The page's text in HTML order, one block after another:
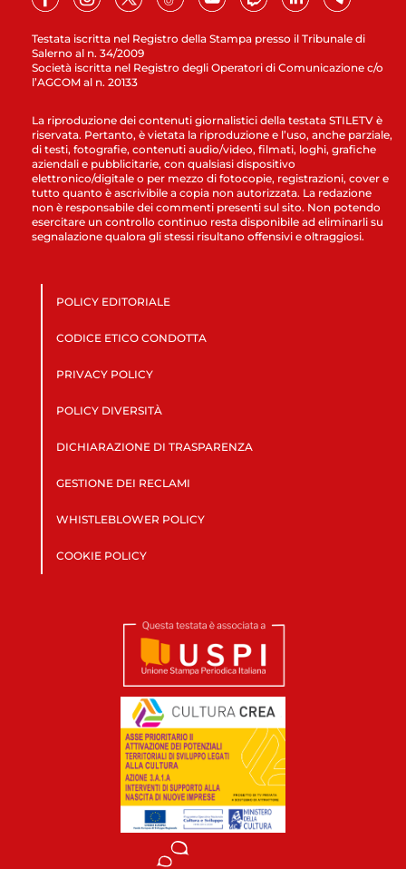
Testata iscritta nel Registro della Stampa presso il Tribunale di
Salerno al n. 34/2009
Società iscritta nel Registro degli Operatori di Comunicazione c/o
l’AGCOM al n. 20133
La riproduzione dei contenuti giornalistici della testata STILETV è
riservata. Pertanto, è vietata la riproduzione e l’uso, anche parziale,
di testi, fotografie, contenuti audio/video, filmati, loghi, grafiche
aziendali e pubblicitarie, con qualsiasi dispositivo
elettronico/digitale o per mezzo di fotocopie, registrazioni, cover e
tutto quanto è ascrivibile a copia non autorizzata. La redazione
non è responsabile dei commenti presenti sul sito. Non potendo
esercitare un controllo continuo resta disponibile ad eliminarli su
segnalazione qualora gli stessi risultano offensivi e oltraggiosi.
POLICY EDITORIALE
CODICE ETICO CONDOTTA
PRIVACY POLICY
POLICY DIVERSITÀ
DICHIARAZIONE DI TRASPARENZA
GESTIONE DEI RECLAMI
WHISTLEBLOWER POLICY
COOKIE POLICY